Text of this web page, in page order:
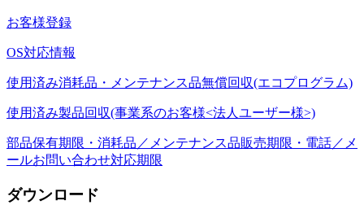
お客様登録
OS対応情報
使用済み消耗品・メンテナンス品無償回収(エコプログラム)
使用済み製品回収(事業系のお客様<法人ユーザー様>)
部品保有期限・消耗品／メンテナンス品販売期限・電話／メ
ールお問い合わせ対応期限
ダウンロード